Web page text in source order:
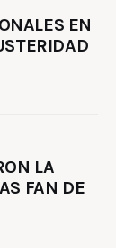
EN
LA
FAN DE